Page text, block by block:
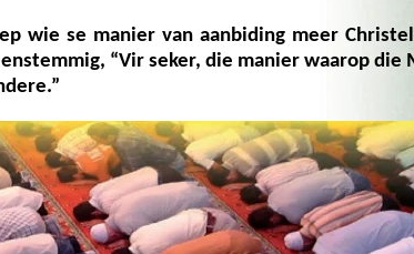
wie se manier van aanbiding meer
“Vir seker, die manier waarop die